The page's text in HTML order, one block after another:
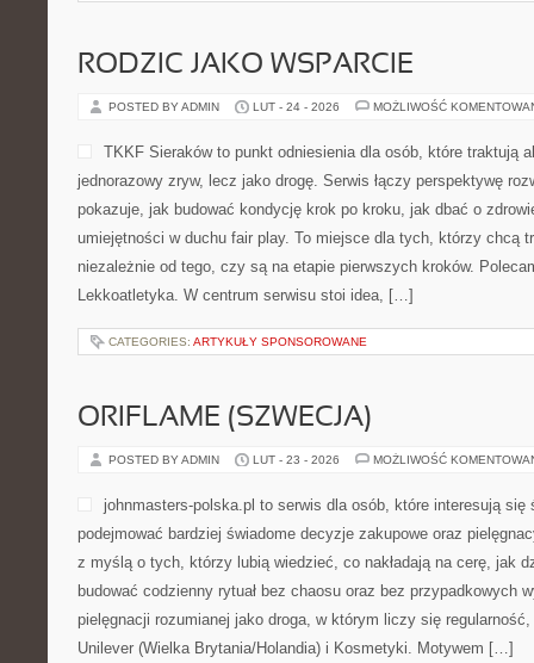
RODZIC JAKO WSPARCIE
POSTED BY ADMIN LUT - 24 - 2026 MOŻLIWOŚĆ
TKKF Sieraków to punkt odniesienia dla osób, które traktują
jednorazowy zryw, lecz jako drogę. Serwis łączy perspektywę
pokazuje, jak budować kondycję krok po kroku, jak dbać o
umiejętności w duchu fair play. To miejsce dla tych, którzy chcą
niezależnie od tego, czy są na etapie pierwszych kroków.
Lekkoatletyka. W centrum serwisu stoi idea, […]
CATEGORIES: ARTYKUŁY SPONSOROWANE
ORIFLAME (SZWECJA)
POSTED BY ADMIN LUT - 23 - 2026 MOŻLIWOŚĆ
johnmasters-polska.pl to serwis dla osób, które interesują się
podejmować bardziej świadome decyzje zakupowe oraz
z myślą o tych, którzy lubią wiedzieć, co nakładają na cerę, jak
budować codzienny rytuał bez chaosu oraz bez przypadkowych
pielęgnacji rozumianej jako droga, w którym liczy się
Unilever (Wielka Brytania/Holandia) i Kosmetyki. Motywem […]